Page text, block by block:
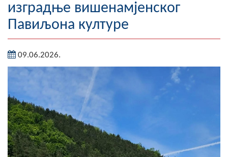
Фотогалерија
НАЧЕЛНИК
О Начелнику
Замјеник начелника
Извјештај о раду начелника
СКУПШТИНА
Статут Општине
изградње вишенамјенског
Павиљона културе
09.06.2026.